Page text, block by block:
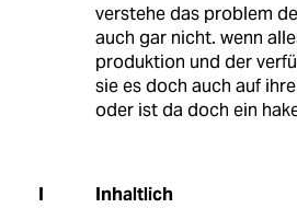
verstehe das problem
auch gar nicht. wenn
produktion und der
sie es doch auch auf
oder ist da doch ein
I Inhaltlich